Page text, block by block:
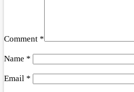
Comment *
Name *
Email *